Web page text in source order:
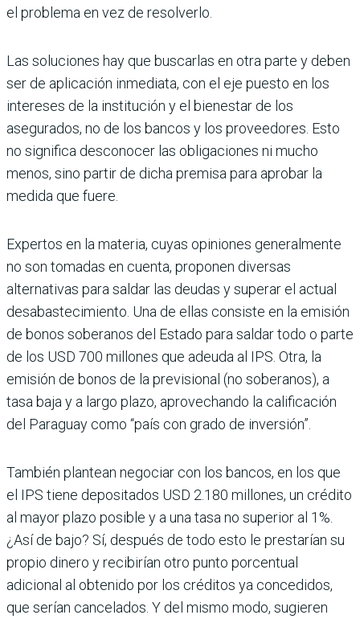
el problema en vez de resolverlo.
Las soluciones hay que buscarlas en otra parte y deben
ser de aplicación inmediata, con el eje puesto en los
intereses de la institución y el bienestar de los
asegurados, no de los bancos y los proveedores. Esto
no significa desconocer las obligaciones ni mucho
menos, sino partir de dicha premisa para aprobar la
medida que fuere.
Expertos en la materia, cuyas opiniones generalmente
no son tomadas en cuenta, proponen diversas
alternativas para saldar las deudas y superar el actual
desabastecimiento. Una de ellas consiste en la emisión
de bonos soberanos del Estado para saldar todo o parte
de los USD 700 millones que adeuda al IPS. Otra, la
emisión de bonos de la previsional (no soberanos), a
tasa baja y a largo plazo, aprovechando la calificación
del Paraguay como “país con grado de inversión”.
También plantean negociar con los bancos, en los que
el IPS tiene depositados USD 2.180 millones, un crédito
al mayor plazo posible y a una tasa no superior al 1%.
¿Así de bajo? Sí, después de todo esto le prestarían su
propio dinero y recibirían otro punto porcentual
adicional al obtenido por los créditos ya concedidos,
que serían cancelados. Y del mismo modo, sugieren